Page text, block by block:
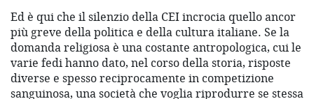
Ed è qui che il silenzio della CEI incrocia quello ancor
più greve della politica e della cultura italiane. Se la
domanda religiosa è una costante antropologica, cui le
varie fedi hanno dato, nel corso della storia, risposte
diverse e spesso reciprocamente in competizione
sanguinosa, una società che voglia riprodurre se stessa